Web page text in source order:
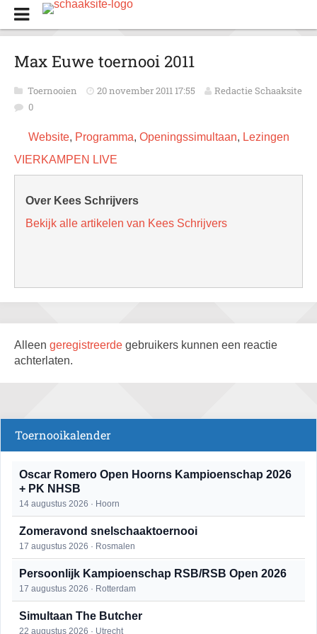
Max Euwe toernooi 2011
Toernooien 20 november 2011 17:55
Redactie Schaaksite
0
Website, Programma, Openingssimultaan, Lezingen
VIERKAMPEN LIVE
Over Kees Schrijvers
Bekijk alle artikelen van Kees Schrijvers
Alleen geregistreerde gebruikers kunnen een reactie
achterlaten.
Toernooikalender
Oscar Romero Open Hoorns Kampioenschap 2026
+ PK NHSB
14 augustus 2026 · Hoorn
Zomeravond snelschaaktoernooi
17 augustus 2026 · Rosmalen
Persoonlijk Kampioenschap RSB/RSB Open 2026
17 augustus 2026 · Rotterdam
Simultaan The Butcher
22 augustus 2026 · Utrecht